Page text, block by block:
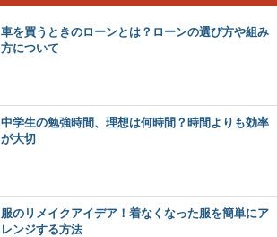
レジンはこうして磨く！レジンの仕上がりが
曇る悩みを解決！
合、どのように勉強していいのかわからなくなってしま...
車を買うときのローンとは？ローンの選び方や組み
方について
中学生の勉強時間、理想は何時間？時間よりも効率
が大切
服のリメイクアイデア！着なくなった服を簡単にア
レンジする方法